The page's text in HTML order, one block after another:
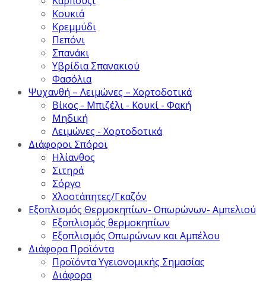
Κουκιά
Κρεμμύδι
Πεπόνι
Σπανάκι
Υβρίδια Σπανακιού
Φασόλια
Ψυχανθή – Λειμώνες – Χορτοδοτικά
Βίκος - Μπιζέλι - Κουκί - Φακή
Μηδική
Λειμώνες - Χορτοδοτικά
Διάφοροι Σπόροι
Ηλίανθος
Σιτηρά
Σόργο
Χλοοτάπητες/Γκαζόν
Εξοπλισμός Θερμοκηπίων- Οπωρώνων- Αμπελιού
Εξοπλισμός θερμοκηπίων
Εξοπλισμός Οπωρώνων και Αμπέλου
Διάφορα Προϊόντα
Προϊόντα Υγειονομικής Σημασίας
Διάφορα